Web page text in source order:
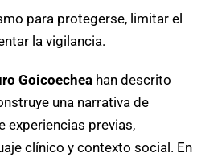
para protegerse, limitar el
la vigilancia.
Goicoechea han descrito
una narrativa de
experiencias previas,
clínico y contexto social. En